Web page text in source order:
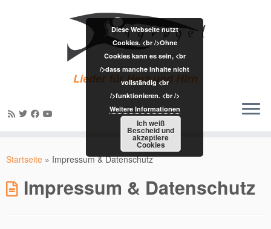
Inhalt
Lieder für Herz und Hirn
Startseite » Impressum & Datenschutz
Impressum & Datenschutz
Diese Webseite nutzt
Cookies. <br />Ohne
Cookies kann es sein, <br
/>dass manche Inhalte nicht
vollständig <br
/>funktionieren. <br />
Weitere Informationen
Ich weiß
Bescheid und
akzeptiere
Cookies